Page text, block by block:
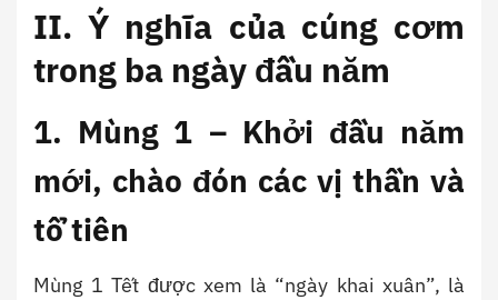
II. Ý nghĩa của cúng cơm
trong ba ngày đầu năm
1. Mùng 1 – Khởi đầu năm
mới, chào đón các vị thần và
tổ tiên
Mùng 1 Tết được xem là “ngày khai xuân”, là